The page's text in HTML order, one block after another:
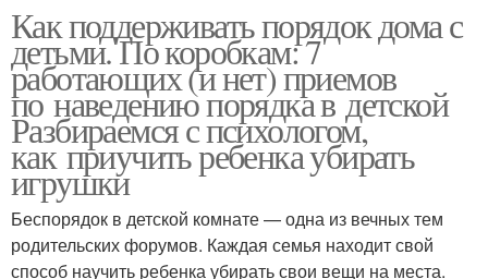
Как поддерживать порядок дома с
детьми. По коробкам: 7
работающих (и нет) приемов
по наведению порядка в детской
Разбираемся с психологом,
как приучить ребенка убирать
игрушки
Беспорядок в детской комнате — одна из вечных тем
родительских форумов. Каждая семья находит свой
способ научить ребенка убирать свои вещи на места.